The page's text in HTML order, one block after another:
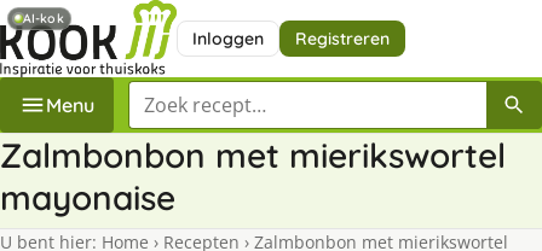
Inloggen Registreren
Menu Zoek een recept
Zalmbonbon met mierikswortel
mayonaise
U bent hier: Home › Recepten › Zalmbonbon met mierikswortel
AI-kok